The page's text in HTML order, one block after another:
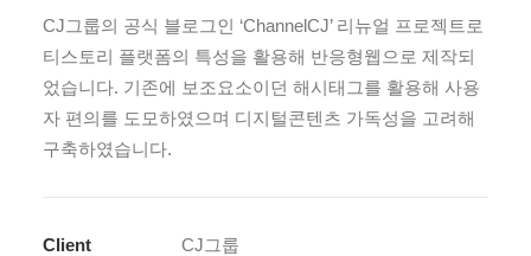
CJ그룹의 공식 블로그인 ‘ChannelCJ’ 리뉴얼 프로젝트로
티스토리 플랫폼의 특성을 활용해 반응형웹으로 제작되
었습니다. 기존에 보조요소이던 해시태그를 활용해 사용
자 편의를 도모하였으며 디지털콘텐츠 가독성을 고려해
구축하였습니다.
Client
CJ그룹